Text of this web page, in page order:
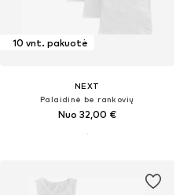
10 vnt. pakuotė
NEXT
Palaidinė be rankovių
Nuo 32,00 €